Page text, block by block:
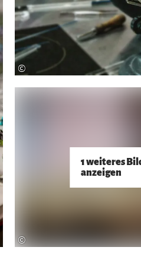
1 weiteres
anzeigen
©
©